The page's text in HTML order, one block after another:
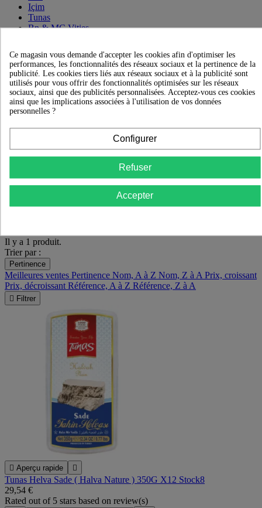
Içim
Tunas
Bn & MC Vities
Filtrer par
Disponibilité
En stock(1result)
Prix
Liste des produits de la marque
Tunas
Il y a 1 produit.
Trier par :
Pertinence
Meilleures ventes Pertinence Nom, A à Z Nom, Z à A Prix, croissant
Prix, décroissant Référence, A à Z Référence, Z à A
 Filtrer
 Aperçu rapide 
Tunas Helva Sade ( Halva Nature ) 350G X12 Stock8
29,54 €
Rated out of 5 stars based on review(s)
Ce magasin vous demande d'accepter les cookies afin d'optimiser les
performances, les fonctionnalités des réseaux sociaux et la pertinence de la
publicité. Les cookies tiers liés aux réseaux sociaux et à la publicité sont
utilisés pour vous offrir des fonctionnalités optimisées sur les réseaux
sociaux, ainsi que des publicités personnalisées. Acceptez-vous ces cookies
ainsi que les implications associées à l'utilisation de vos données
personnelles ?
Configurer
Refuser
Accepter